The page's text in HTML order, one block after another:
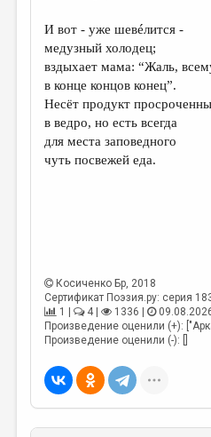
ЛИТЕРАТУРОВЕДЕНИЕ
КУЛЬТУРОВЕДЕНИЕ
ПУБЛИЦИСТИКА
РЕЦЕНЗИРОВАНИЕ
ЦИКЛЫ ПУБЛИКАЦИЙ
И вот - уже шевéлится -
медузный холодец;
вздыхает мама: “Жаль,
в конце концов конец”.
Несёт продукт
в ведро, но есть всегда
для места заповедного
чуть посвежей еда.
Косиченко Бр, 2018
Сертификат Поэзия.ру: серия
1 |
4 | 1336 |
Произведение оценили (+):
Произведение оценили (-): []